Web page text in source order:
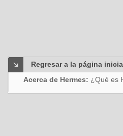
Regresar a la página
Acerca de Hermes: ¿Qué es